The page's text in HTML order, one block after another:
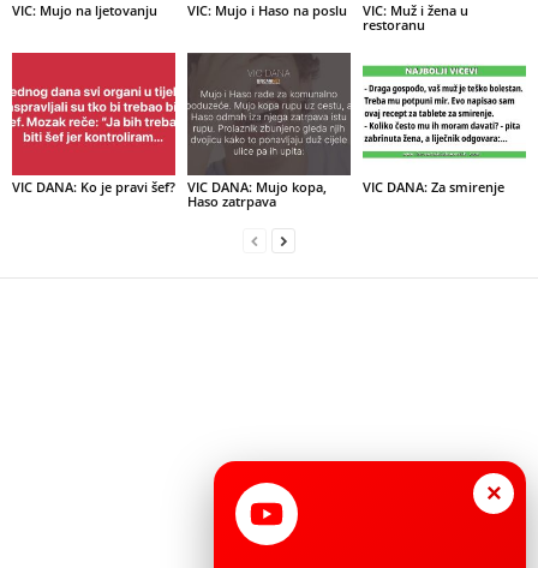
VIC: Mujo na ljetovanju VIC: Mujo i Haso na poslu
VIC: Muž i žena u
restoranu
VIC DANA: Ko je pravi šef?
VIC DANA: Mujo kopa,
Haso zatrpava
VIC DANA: Za smirenje
×